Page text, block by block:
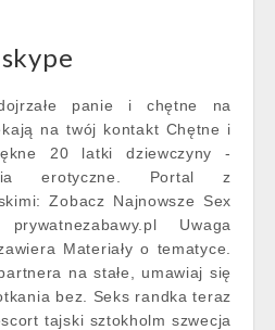
panie i chętne na
na twój kontakt Chętne i
20 latki dziewczyny -
erotyczne. Portal z
Zobacz Najnowsze Sex
Uwaga
Materiały o tematyce.
na stałe, umawiaj się
bez. Seks randka teraz
tajski sztokholm szwecja